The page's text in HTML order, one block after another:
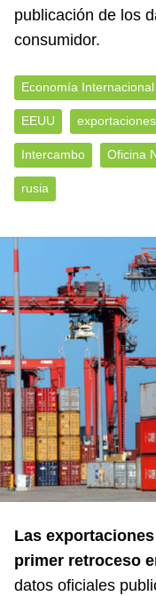
publicación de los
consumidor.
Economía Internacional
EEUU exportaciones
Intercambo Oficina
rusia
Las
primer retroceso
datos oficiales